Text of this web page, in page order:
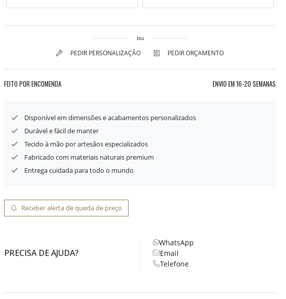
ou
PEDIR PERSONALIZAÇÃO
PEDIR ORÇAMENTO
FEITO POR ENCOMENDA ENVIO EM 16-20 SEMANAS
Disponível em dimensões e acabamentos personalizados
Durável e fácil de manter
Tecido à mão por artesãos especializados
Fabricado com materiais naturais premium
Entrega cuidada para todo o mundo
Receber alerta de queda de preço
PRECISA DE AJUDA?
WhatsApp
Email
Telefone